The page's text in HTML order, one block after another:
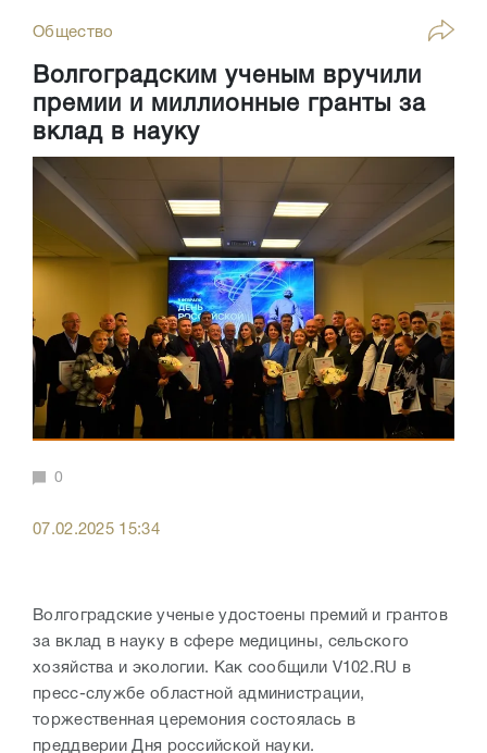
Общество
Волгоградским ученым вручили
премии и миллионные гранты за
вклад в науку
0
07.02.2025 15:34
Волгоградские ученые удостоены премий и грантов
за вклад в науку в сфере медицины, сельского
хозяйства и экологии. Как сообщили V102.RU в
пресс-службе областной администрации,
торжественная церемония состоялась в
преддверии Дня российской науки.